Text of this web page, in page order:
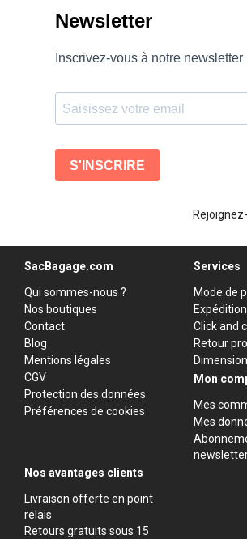
SacBagage.com
Qui sommes-nous ?
Nos boutiques
Contact
Blog
Mentions légales
CGV
Protection des données
Préférences de cookies
Services
Mode de
Click and
Retour
Mon
Mes
Mes
Nos avantages clients
Livraison offerte en point
relais
Retours gratuits sous 15